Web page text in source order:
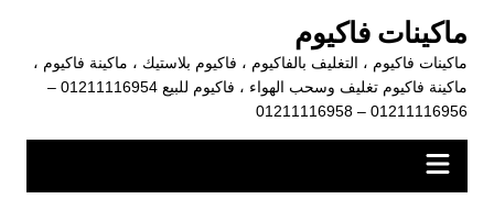
المحتوى
ماكينات فاكيوم
ماكينات فاكيوم ، التغليف بالفاكيوم ، فاكيوم بلاستيك ، ماكينة فاكيوم ،
ماكينة فاكيوم تغليف وسحب الهواء ، فاكيوم للبيع 01211116954 –
01211116956 – 01211116958